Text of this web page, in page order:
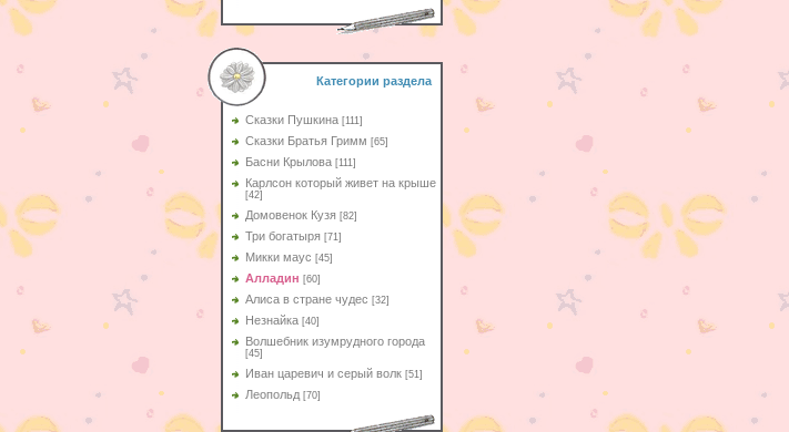
Категории раздела
Сказки Пушкина [111]
Сказки Братья Гримм [65]
Басни Крылова [111]
Карлсон который живет на крыше
[42]
Домовенок Кузя [82]
Три богатыря [71]
Микки маус [45]
Алладин [60]
Aлиса в стране чудес [32]
Незнайка [40]
Волшебник изумрудного города
[45]
Иван царевич и серый волк [51]
Леопольд [70]